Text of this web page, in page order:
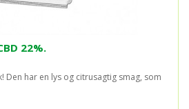
22%.
Den har en lys og citrusagtig smag, som